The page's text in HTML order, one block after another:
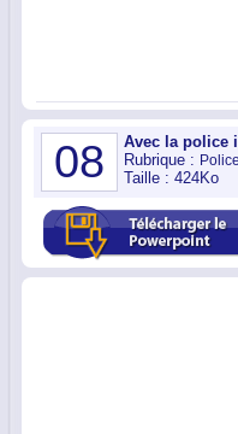
08
Avec la police
Rubrique : Police
Taille : 424Ko